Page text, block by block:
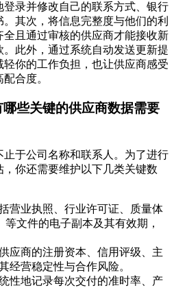
录并修改自己的联系方式、银行
其次，将信息完整度与他们的利
且通过审核的供应商才能接收新
此外，通过系统自动发送更新提
你的工作负担，也让供应商感受
合度。
些关键的供应商数据需要
止于公司名称和联系人。为了进行
你还需要维护以下几类关键数
括营业执照、行业许可证、质量体
等文件的电子副本及其有效期，
应商的注册资本、信用评级、主
经营稳定性与合作风险。
统性地记录每次交付的准时率、产